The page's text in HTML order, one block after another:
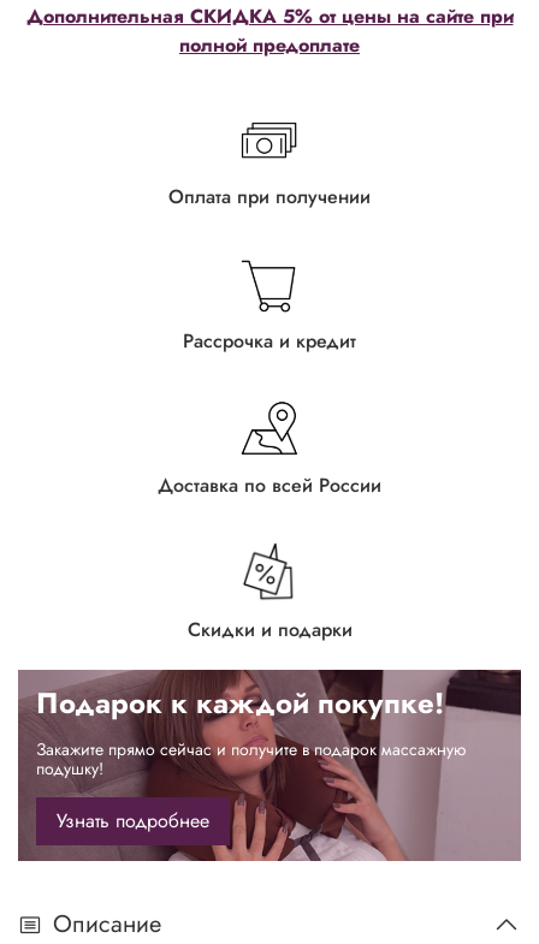
Дополнительная СКИДКА 5% от цены на сайте при
полной предоплате
Оплата при получении
Рассрочка и кредит
Доставка по всей России
Скидки и подарки
Подарок к каждой покупке!
Закажите прямо сейчас и получите в подарок массажную
подушку!
Узнать подробнее
Описание